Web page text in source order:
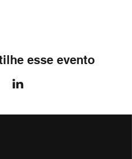
esse evento